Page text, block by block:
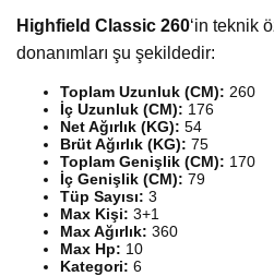
Highfield Classic 260‘in teknik
donanımları şu şekildedir:
Toplam Uzunluk (CM): 260
İç Uzunluk (CM): 176
Net Ağırlık (KG): 54
Brüt Ağırlık (KG): 75
Toplam Genişlik (CM): 170
İç Genişlik (CM): 79
Tüp Sayısı: 3
Max Kişi: 3+1
Max Ağırlık: 360
Max Hp: 10
Kategori: 6